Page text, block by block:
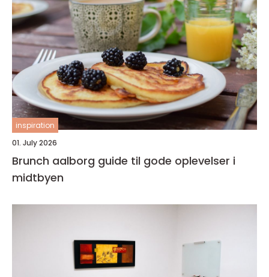
inspiration
01. July 2026
Brunch aalborg guide til gode oplevelser i
midtbyen